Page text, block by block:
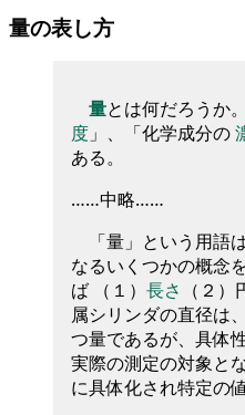
量の表し方
量とは何だろうか
度 」、「化学成分の
ある。
……中略……
「量」という用語
なるいくつかの概念
ば （１） 長さ （２
属シリンダの直径は
つ量であるが、具体
実際の測定の対象と
に具体化され特定の